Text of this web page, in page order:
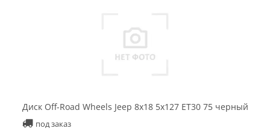
Диск Off-Road Wheels Jeep 8x18 5x127 ET30 75 черный
под заказ